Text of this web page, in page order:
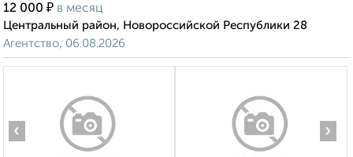
12 000 ₽ в месяц
Центральный район, Новороссийской Республики 28
Агентство, 06.08.2026
‹ ›